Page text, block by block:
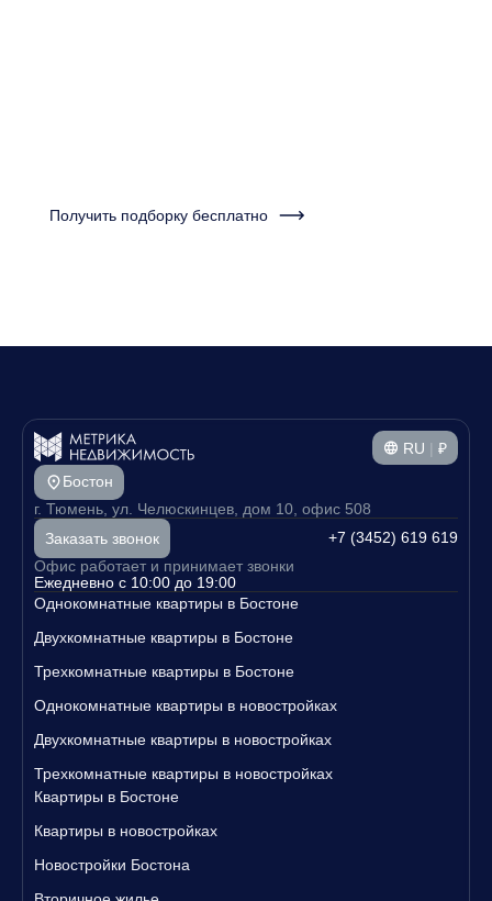
Получить подборку бесплатно
RU | ₽
Бостон
г. Тюмень, ул. Челюскинцев, дом 10, офис 508
Заказать звонок
+7 (3452) 619 619
Офис работает и принимает звонки
Ежедневно с 10:00 до 19:00
Однокомнатные квартиры в Бостоне
Двухкомнатные квартиры в Бостоне
Трехкомнатные квартиры в Бостоне
Однокомнатные квартиры в новостройках
Двухкомнатные квартиры в новостройках
Трехкомнатные квартиры в новостройках
Квартиры в Бостоне
Квартиры в новостройках
Новостройки Бостона